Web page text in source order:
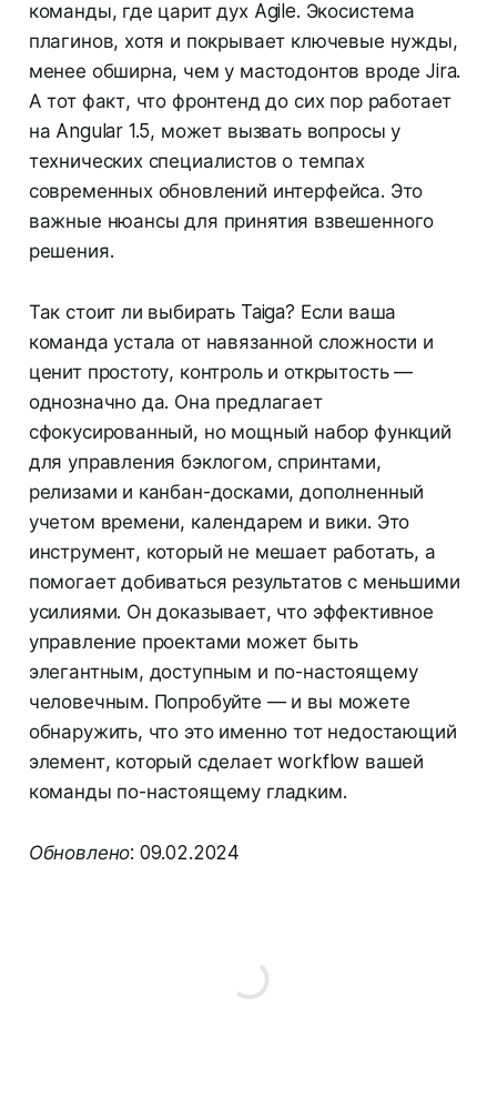
команды, где царит дух Agile. Экосистема
плагинов, хотя и покрывает ключевые нужды,
менее обширна, чем у мастодонтов вроде Jira.
А тот факт, что фронтенд до сих пор работает
на Angular 1.5, может вызвать вопросы у
технических специалистов о темпах
современных обновлений интерфейса. Это
важные нюансы для принятия взвешенного
решения.
Так стоит ли выбирать Taiga? Если ваша
команда устала от навязанной сложности и
ценит простоту, контроль и открытость —
однозначно да. Она предлагает
сфокусированный, но мощный набор функций
для управления бэклогом, спринтами,
релизами и канбан-досками, дополненный
учетом времени, календарем и вики. Это
инструмент, который не мешает работать, а
помогает добиваться результатов с меньшими
усилиями. Он доказывает, что эффективное
управление проектами может быть
элегантным, доступным и по-настоящему
человечным. Попробуйте — и вы можете
обнаружить, что это именно тот недостающий
элемент, который сделает workflow вашей
команды по-настоящему гладким.
Обновлено: 09.02.2024